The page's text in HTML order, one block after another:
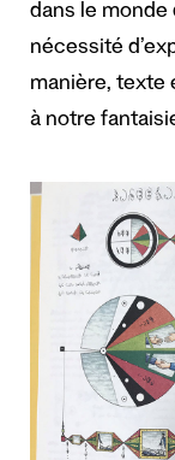
dans le monde
nécessité
manière, texte
à notre